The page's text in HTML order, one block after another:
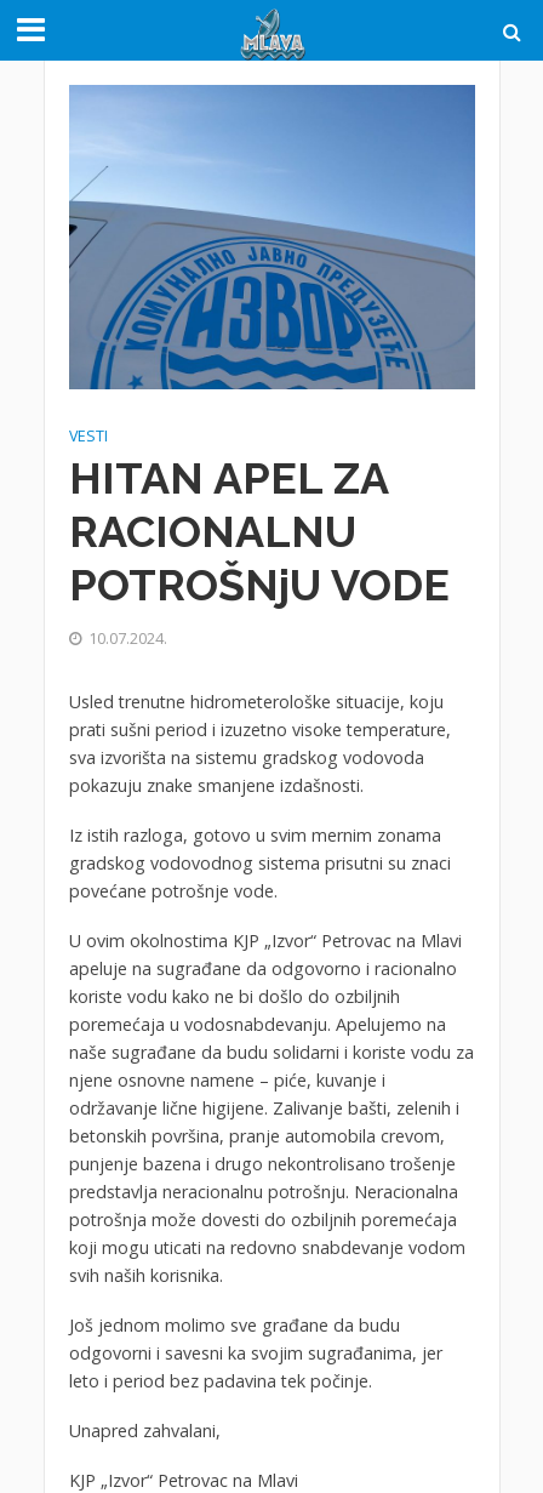
VESTI
HITAN APEL ZA
RACIONALNU
POTROŠNjU VODE
10.07.2024.
Usled trenutne hidrometerološke situacije, koju
prati sušni period i izuzetno visoke temperature,
sva izvorišta na sistemu gradskog vodovoda
pokazuju znake smanjene izdašnosti.
Iz istih razloga, gotovo u svim mernim zonama
gradskog vodovodnog sistema prisutni su znaci
povećane potrošnje vode.
U ovim okolnostima KJP „Izvor“ Petrovac na Mlavi
apeluje na sugrađane da odgovorno i racionalno
koriste vodu kako ne bi došlo do ozbiljnih
poremećaja u vodosnabdevanju. Apelujemo na
naše sugrađane da budu solidarni i koriste vodu za
njene osnovne namene – piće, kuvanje i
održavanje lične higijene. Zalivanje bašti, zelenih i
betonskih površina, pranje automobila crevom,
punjenje bazena i drugo nekontrolisano trošenje
predstavlja neracionalnu potrošnju. Neracionalna
potrošnja može dovesti do ozbiljnih poremećaja
koji mogu uticati na redovno snabdevanje vodom
svih naših korisnika.
Još jednom molimo sve građane da budu
odgovorni i savesni ka svojim sugrađanima, jer
leto i period bez padavina tek počinje.
Unapred zahvalani,
KJP „Izvor“ Petrovac na Mlavi